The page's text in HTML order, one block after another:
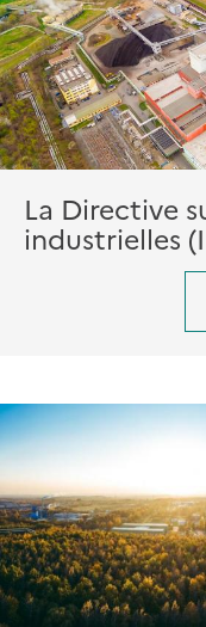
La Directive
industrielles